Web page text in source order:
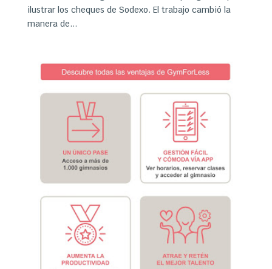
ilustrar los cheques de Sodexo. El trabajo cambió la
manera de...